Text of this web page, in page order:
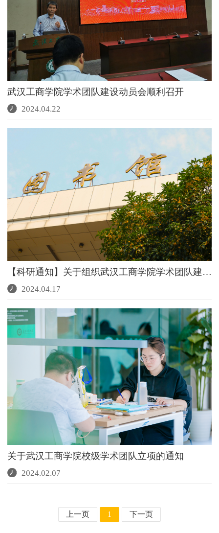
武汉工商学院学术团队建设动员会顺利召开
2024.04.22
【科研通知】关于组织武汉工商学院学术团队建设动员会...
2024.04.17
关于武汉工商学院校级学术团队立项的通知
2024.02.07
上一页 1 下一页